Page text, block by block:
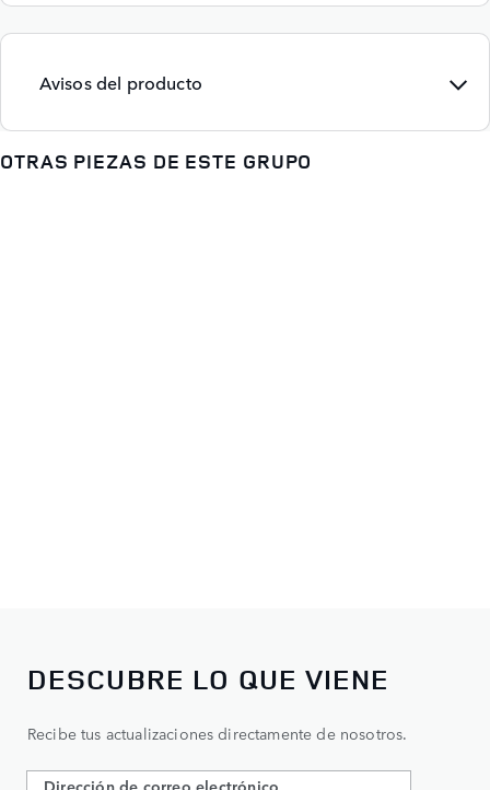
Avisos del producto
OTRAS PIEZAS DE ESTE GRUPO
DESCUBRE LO QUE VIENE
Recibe tus actualizaciones directamente de nosotros.